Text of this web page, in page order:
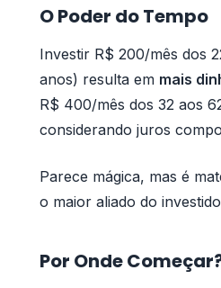
O Poder do Tempo
Investir R$ 200/mês dos
anos) resulta em mais
R$ 400/mês dos 32 aos
considerando juros
Parece mágica, mas é
o maior aliado do
Por Onde